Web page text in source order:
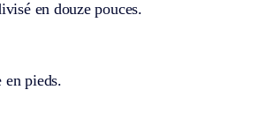
en douze pouces.
en pieds.